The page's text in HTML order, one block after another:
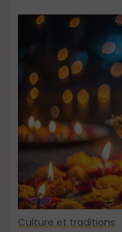
Culture et traditions